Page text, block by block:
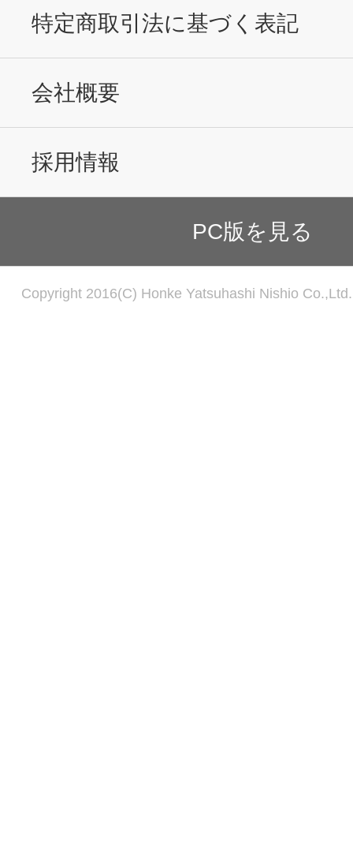
特定商取引法に基づく表記
会社概要
採用情報
PC版を見る
Copyright 2016(C) Honke Yatsuhashi Nishio